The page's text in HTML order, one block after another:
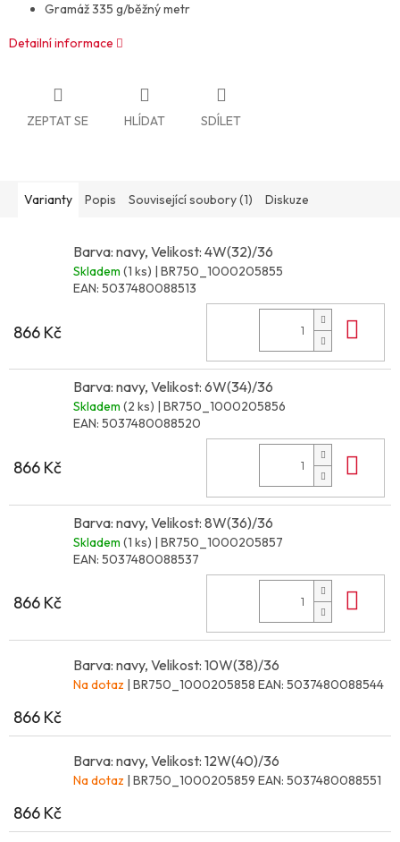
Gramáž 335 g/běžný metr
Detailní informace
ZEPTAT SE HLÍDAT SDÍLET
Varianty Popis Související soubory (1) Diskuze
Barva: navy, Velikost: 4W(32)/36
Skladem (1 ks) | BR750_1000205855
EAN: 5037480088513
866 Kč
Barva: navy, Velikost: 6W(34)/36
Skladem (2 ks) | BR750_1000205856
EAN: 5037480088520
866 Kč
Barva: navy, Velikost: 8W(36)/36
Skladem (1 ks) | BR750_1000205857
EAN: 5037480088537
866 Kč
Barva: navy, Velikost: 10W(38)/36
Na dotaz | BR750_1000205858 EAN: 5037480088544
866 Kč
Barva: navy, Velikost: 12W(40)/36
Na dotaz | BR750_1000205859 EAN: 5037480088551
866 Kč